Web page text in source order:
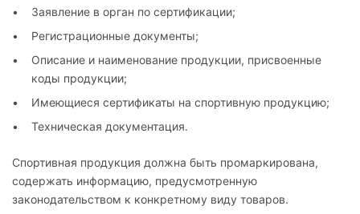
Заявление в орган по сертификации;
Регистрационные документы;
Описание и наименование продукции, присвоенные
коды продукции;
Имеющиеся сертификаты на спортивную продукцию;
Техническая документация.
Спортивная продукция должна быть промаркирована,
содержать информацию, предусмотренную
законодательством к конкретному виду товаров.